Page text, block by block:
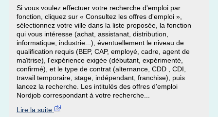
Si vous voulez effectuer votre recherche d'emploi par
fonction, cliquez sur « Consultez les offres d'emploi »,
sélectionnez votre ville dans la liste proposée, la fonction
qui vous intéresse (achat, assistanat, distribution,
informatique, industrie...), éventuellement le niveau de
qualification requis (BEP, CAP, employé, cadre, agent de
maîtrise), l'expérience exigée (débutant, expérimenté,
confirmé), et le type de contrat (alternance, CDD , CDI,
travail temporaire, stage, indépendant, franchise), puis
lancez la recherche. Les intitulés des offres d'emploi
Nordjob correspondant à votre recherche...
Lire la suite